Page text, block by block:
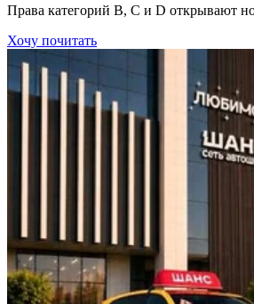
Права категорий В, С и D открывают
Хочу почитать